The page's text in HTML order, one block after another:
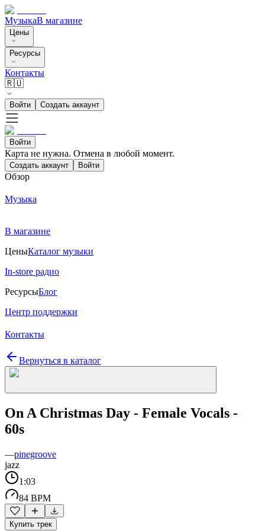
МузыкаВ магазине
Цены
Ресурсы
Контакты
🇷🇺
Войти Создать аккаунт
Войти
Карта не нужна. Отмена в любой момент.
Создать аккаунт Войти
Обзор
Музыка
В магазине
ЦеныКаталог музыки
In-store радио
РесурсыБлог
Центр поддержки
Контакты
Вернуться в каталог
On A Christmas Day - Female Vocals -
60s
—pinegroove
jazz
1:03
84 BPM
Купить трек